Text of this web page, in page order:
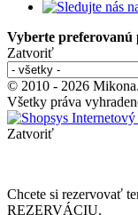
Vyberte preferovanú
Zatvoriť
© 2010 - 2026
Všetky práva
Zatvoriť
Chcete si rezervovať
REZERVÁCIU.